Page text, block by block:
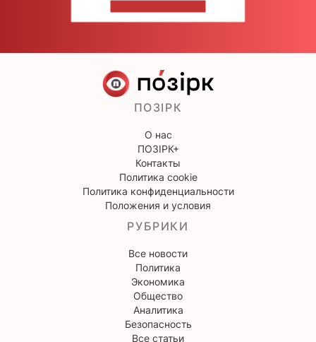
ПОЗІРК
О нас
ПОЗІРК+
Контакты
Политика cookie
Политика конфиденциальности
Положения и условия
РУБРИКИ
Все новости
Политика
Экономика
Общество
Аналитика
Безопасность
Все статьи